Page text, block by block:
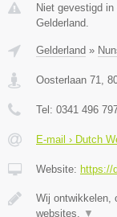
Niet gevestigd
Gelderland.
Gelderland »
Oosterlaan 71
Tel: 0341 496
E-mail › Dutch
Website: https://
Wij ontwikkelen,
websites.
▼